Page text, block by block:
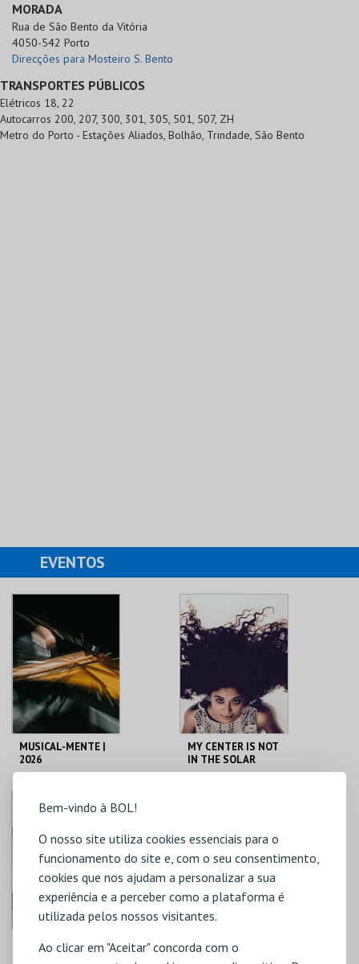
Bem-vindo à BOL!
O nosso site utiliza cookies essenciais para o
funcionamento do site e, com o seu consentimento,
cookies que nos ajudam a personalizar a sua
experiência e a perceber como a plataforma é
utilizada pelos nossos visitantes.
Ao clicar em "Aceitar" concorda com o
MORADA
Rua de São Bento da Vitória
4050-542 Porto
Direcções para Mosteiro S. Bento
TRANSPORTES PÚBLICOS
Elétricos 18, 22
Autocarros 200, 207, 300, 301, 305, 501, 507, ZH
Metro do Porto - Estações Aliados, Bolhão, Trindade, São Bento
EVENTOS
MUSICAL-MENTE |
2026
MAIS INFO
COMPRAR
MY CENTER IS NOT
IN THE SOLAR
SYSTEM |
MAIS INFO
COMPRAR
SOLISTAS DA
ORQUESTRA XXI: